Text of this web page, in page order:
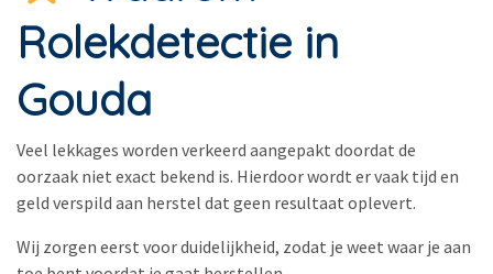
Rolekdetectie in
Gouda
Veel lekkages worden verkeerd aangepakt doordat de
oorzaak niet exact bekend is. Hierdoor wordt er vaak tijd en
geld verspild aan herstel dat geen resultaat oplevert.
Wij zorgen eerst voor duidelijkheid, zodat je weet waar je aan